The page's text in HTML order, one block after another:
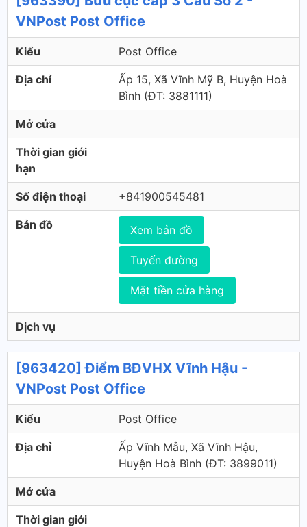
VNPost Post Office
Kiểu Post Office
Địa chỉ
Ấp 15, Xã Vĩnh Mỹ B, Huyện Hoà
Bình (ÐT: 3881111)
Mở cửa
Thời gian giới
hạn
Số điện thoại +841900545481
Bản đồ Xem bản đồ
Tuyến đường
Mặt tiền cửa hàng
Dịch vụ
[963420] Điểm BĐVHX Vĩnh Hậu -
VNPost Post Office
Kiểu Post Office
Địa chỉ
Ấp Vĩnh Mẫu, Xã Vĩnh Hậu,
Huyện Hoà Bình (ÐT: 3899011)
Mở cửa
Thời gian giới